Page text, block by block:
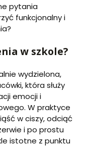
pytania
funkcjonalny i
w szkole?
wydzielona,
która służy
emocji i
W praktyce
w ciszy, odciąć
i po prostu
istotne z punktu